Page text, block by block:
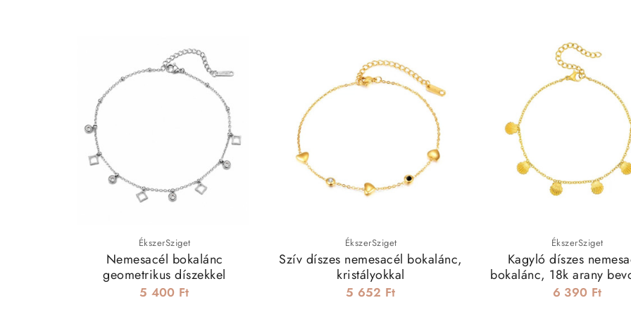
ÉkszerSziget
Nemesacél bokalánc
geometrikus díszekkel
5 400 Ft
ÉkszerSziget
Szív díszes nemesacél bokalánc,
kristályokkal
5 652 Ft
ÉkszerSziget
Kagyló díszes
bokalánc, 18k arany
6 390 Ft